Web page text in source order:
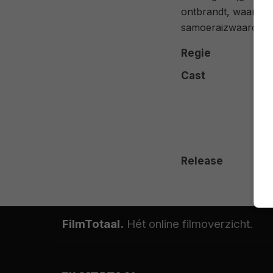
ontbrandt, waarbij
Regie
Cast
Release
FilmTotaal. Hét online filmoverzicht.